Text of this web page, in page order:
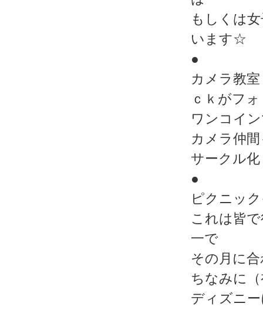
もしくは
います☆
●
カメラ教
ｃｋがフ
ワンコイ
カメラ仲
サークル
●
ピクニッ
これは皆
一で
その月に
ちなみに
ディズニ